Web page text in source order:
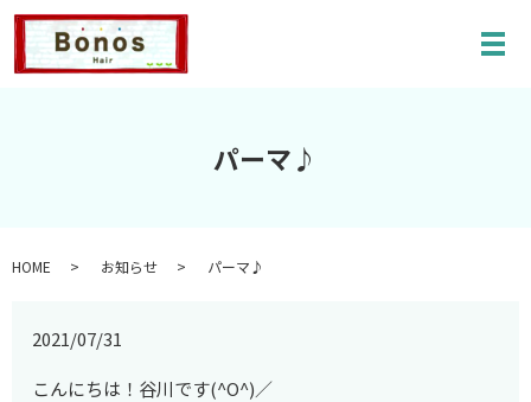
メ
パーマ♪
HOME お知らせ パーマ♪
2021/07/31
こんにちは！谷川です(^O^)／